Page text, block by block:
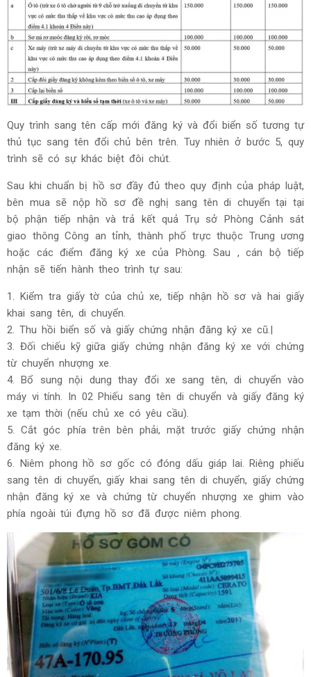
Quy trình sang tên cấp mới đăng ký và đổi biển số tương tự
thủ tục sang tên đổi chủ bên trên. Tuy nhiên ở bước 5, quy
trình sẽ có sự khác biệt đôi chút.
Sau khi chuẩn bị hồ sơ đầy đủ theo quy định của pháp luật,
bên mua sẽ nộp hồ sơ đề nghị sang tên di chuyển tại tại
bộ phận tiếp nhận và trả kết quả Trụ sở Phòng Cảnh sát
giao thông Công an tỉnh, thành phố trực thuộc Trung ương
hoặc các điểm đăng ký xe của Phòng. Sau , cán bộ tiếp
nhận sẽ tiến hành theo trình tự sau:
1. Kiểm tra giấy tờ của chủ xe, tiếp nhận hồ sơ và hai giấy
khai sang tên, di chuyển.
2. Thu hồi biển số và giấy chứng nhận đăng ký xe cũ.|
3. Đối chiếu kỹ giữa giấy chứng nhận đăng ký xe với chứng
từ chuyển nhượng xe.
4. Bổ sung nội dung thay đổi xe sang tên, di chuyển vào
máy vi tính. In 02 Phiếu sang tên di chuyển và giấy đăng ký
xe tạm thời (nếu chủ xe có yêu cầu).
5. Cắt góc phía trên bên phải, mặt trước giấy chứng nhận
đăng ký xe.
6. Niêm phong hồ sơ gốc có đóng dấu giáp lai. Riêng phiếu
sang tên di chuyển, giấy khai sang tên di chuyển, giấy chứng
nhận đăng ký xe và chứng từ chuyển nhượng xe ghim vào
phía ngoài túi đựng hồ sơ đã được niêm phong.